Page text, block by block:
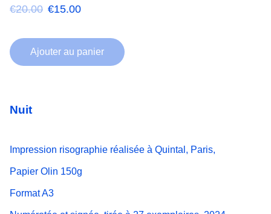
€20.00 €15.00
Ajouter au panier
Nuit
Impression risographie réalisée à Quintal, Paris,
Papier Olin 150g
Format A3